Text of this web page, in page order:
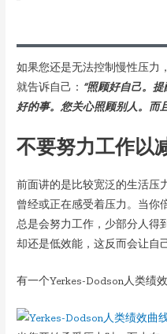
如果您还是无法控制慢性压力
就告诉自己： “照顾好自己。
好的事。您关心照顾别人。 而
不要努力工作以
前面讲的是比较宽泛的生活压
曾经或正在感受着压力。当你
总是会努力工作，少部分人得
却还是低效能，这反而会让自
有一个Yerkes-Dodson人类绩